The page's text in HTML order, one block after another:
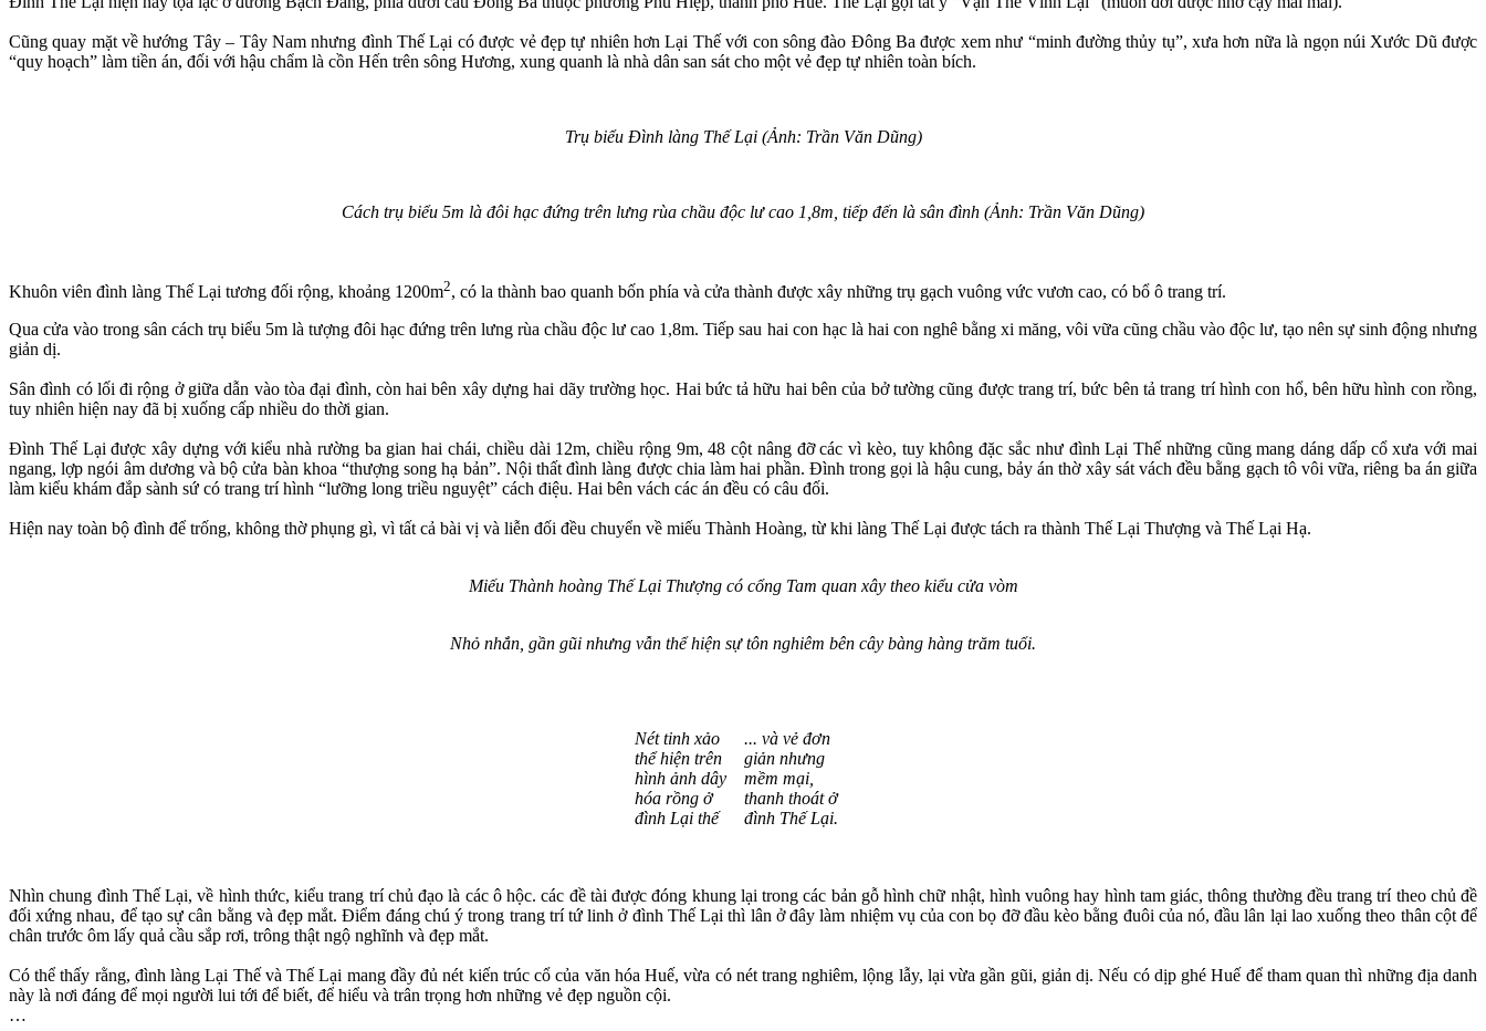
Cũng quay mặt về hướng Tây – Tây Nam nhưng đình Thế Lại có được vẻ đẹp tự nhiên hơn Lại Thế với con sông đào Đông Ba được xem như “minh đường thủy tụ”, xưa hơn nữa là ngọn núi Xước Dũ được
“quy hoạch” làm tiền án, đối với hậu chẩm là cồn Hến trên sông Hương, xung quanh là nhà dân san sát cho một vẻ đẹp tự nhiên toàn bích.
Trụ biểu Đình làng Thế Lại (Ảnh: Trần Văn Dũng)
Cách trụ biểu 5m là đôi hạc đứng trên lưng rùa chầu độc lư cao 1,8m, tiếp đến là sân đình (Ảnh: Trần Văn Dũng)
Khuôn viên đình làng Thế Lại tương đối rộng, khoảng 1200m2, có la thành bao quanh bốn phía và cửa thành được xây những trụ gạch vuông vức vươn cao, có bổ ô trang trí.
Qua cửa vào trong sân cách trụ biểu 5m là tượng đôi hạc đứng trên lưng rùa chầu độc lư cao 1,8m. Tiếp sau hai con hạc là hai con nghê bằng xi măng, vôi vữa cũng chầu vào độc lư, tạo nên sự sinh động nhưng
giản dị.
Sân đình có lối đi rộng ở giữa dẫn vào tòa đại đình, còn hai bên xây dựng hai dãy trường học. Hai bức tả hữu hai bên của bở tường cũng được trang trí, bức bên tả trang trí hình con hổ, bên hữu hình con rồng,
tuy nhiên hiện nay đã bị xuống cấp nhiều do thời gian.
Đình Thế Lại được xây dựng với kiểu nhà rường ba gian hai chái, chiều dài 12m, chiều rộng 9m, 48 cột nâng đỡ các vì kèo, tuy không đặc sắc như đình Lại Thế những cũng mang dáng dấp cổ xưa với mai
ngang, lợp ngói âm dương và bộ cửa bàn khoa “thượng song hạ bản”. Nội thất đình làng được chia làm hai phần. Đình trong gọi là hậu cung, bảy án thờ xây sát vách đều bằng gạch tô vôi vữa, riêng ba án giữa
làm kiểu khám đắp sành sứ có trang trí hình “lưỡng long triều nguyệt” cách điệu. Hai bên vách các án đều có câu đối.
Hiện nay toàn bộ đình để trống, không thờ phụng gì, vì tất cả bài vị và liễn đối đều chuyển về miếu Thành Hoàng, từ khi làng Thế Lại được tách ra thành Thế Lại Thượng và Thế Lại Hạ.
Miếu Thành hoàng Thế Lại Thượng có cổng Tam quan xây theo kiểu cửa vòm
Nhỏ nhắn, gần gũi nhưng vẫn thể hiện sự tôn nghiêm bên cây bàng hàng trăm tuổi.
Nét tinh xảo
thể hiện trên
hình ảnh dây
hóa rồng ở
đình Lại thế
... và vẻ đơn
giản nhưng
mềm mại,
thanh thoát ở
đình Thế Lại.
Nhìn chung đình Thế Lại, về hình thức, kiểu trang trí chủ đạo là các ô hộc. các đề tài được đóng khung lại trong các bản gỗ hình chữ nhật, hình vuông hay hình tam giác, thông thường đều trang trí theo chủ đề
đối xứng nhau, để tạo sự cân bằng và đẹp mắt. Điểm đáng chú ý trong trang trí tứ linh ở đình Thế Lại thì lân ở đây làm nhiệm vụ của con bọ đỡ đầu kèo bằng đuôi của nó, đầu lân lại lao xuống theo thân cột để
chân trước ôm lấy quả cầu sắp rơi, trông thật ngộ nghĩnh và đẹp mắt.
Có thể thấy rằng, đình làng Lại Thế và Thế Lại mang đầy đủ nét kiến trúc cổ của văn hóa Huế, vừa có nét trang nghiêm, lộng lẫy, lại vừa gần gũi, giản dị. Nếu có dịp ghé Huế để tham quan thì những địa danh
này là nơi đáng để mọi người lui tới để biết, để hiểu và trân trọng hơn những vẻ đẹp nguồn cội.
…